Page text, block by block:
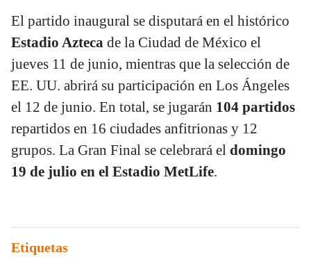
El partido inaugural se disputará en el histórico
Estadio Azteca de la Ciudad de México el
jueves 11 de junio, mientras que la selección de
EE. UU. abrirá su participación en Los Ángeles
el 12 de junio. En total, se jugarán 104 partidos
repartidos en 16 ciudades anfitrionas y 12
grupos. La Gran Final se celebrará el domingo
19 de julio en el Estadio MetLife.
Etiquetas